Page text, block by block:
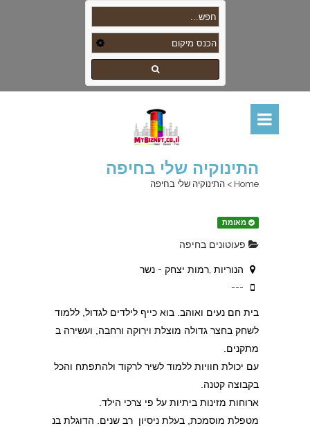
התינוקיה שלי בחיפה
Home
> התינוקיה שלי בחיפה
מאומת
פעוטונים בחיפה
הנוריות ,רמות יצחק - נשר
---
בית חם נעים ואוהב. בוא כייף לילדים לגדול, ללמוד
לשחק בחצר גדולה מוצלת וירוקה ורחבה, ועשירה ב
מתקנים.
עם יכולת חוויות ללמוד לשיר לרקוד ולהתפתח והכל
בקבוצה קטנה.
ארוחות מזינות ביתיות על פי צרכי הילד.
מטפלת מוסמכת, בעלת ניסיון רב שנים. הדוגלת בנ